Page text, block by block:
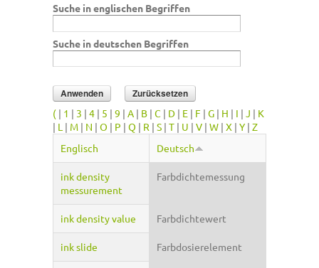
Suche in englischen Begriffen
Suche in deutschen Begriffen
( | 1 | 3 | 4 | 5 | 9 | A | B | C | D | E | F | G | H | I | J | K
| L | M | N | O | P | Q | R | S | T | U | V | W | X | Y | Z
Englisch
Deutsch
ink density
messurement
Farbdichtemessung
ink density value Farbdichtewert
ink slide Farbdosierelement